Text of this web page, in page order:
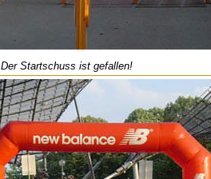
Der Startschuss ist gefallen!